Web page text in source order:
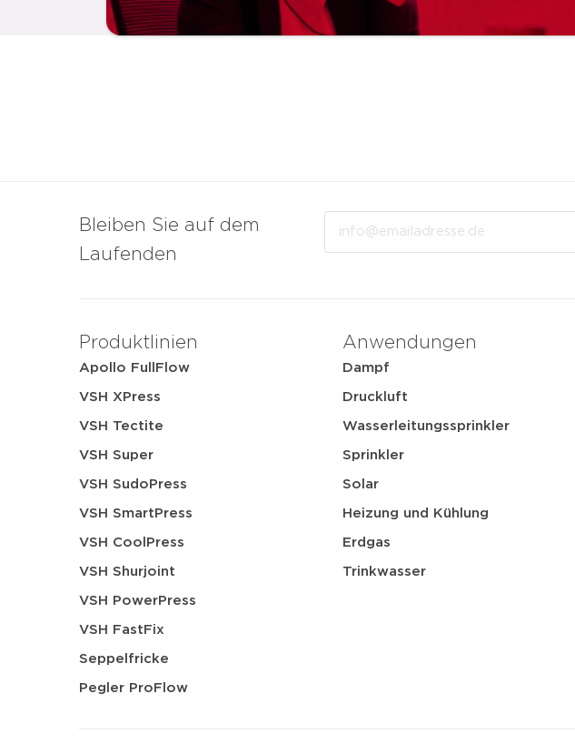
Bleiben Sie auf dem
Laufenden
Produktlinien
Apollo FullFlow
VSH XPress
VSH Tectite
VSH Super
VSH SudoPress
VSH SmartPress
VSH CoolPress
VSH Shurjoint
VSH PowerPress
VSH FastFix
Seppelfricke
Pegler ProFlow
Anwendungen
Dampf
Druckluft
Wasserleitungssprinkler
Sprinkler
Solar
Heizung und Kühlung
Erdgas
Trinkwasser